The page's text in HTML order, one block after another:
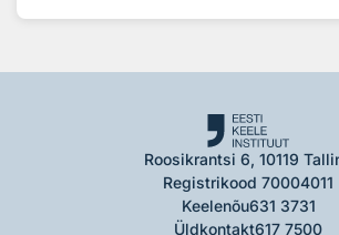
Roosikrantsi 6, 10119
Registrikood 70004011
Keelenõu631 3731
Üldkontakt617 7500